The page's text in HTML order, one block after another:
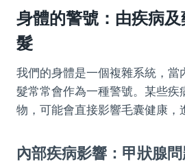
身體的警號：由疾病
髮
我們的身體是一個複雜系統，當
髮常常會作為一種警號。某些疾
物，可能會直接影響毛囊健康，
內部疾病影響：甲狀腺